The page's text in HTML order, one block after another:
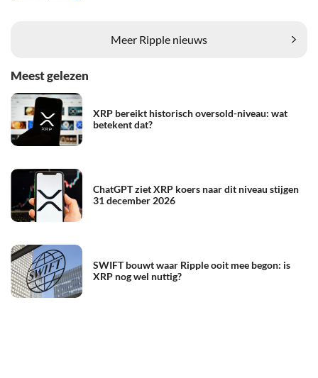
Meer Ripple nieuws
Meest gelezen
XRP bereikt historisch oversold-niveau: wat
betekent dat?
ChatGPT ziet XRP koers naar dit niveau stijgen
31 december 2026
SWIFT bouwt waar Ripple ooit mee begon: is
XRP nog wel nuttig?